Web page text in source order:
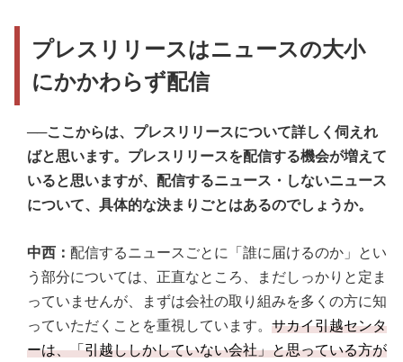
プレスリリースはニュースの大小
にかかわらず配信
──ここからは、プレスリリースについて詳しく伺えれ
ばと思います。プレスリリースを配信する機会が増えて
いると思いますが、配信するニュース・しないニュース
について、具体的な決まりごとはあるのでしょうか。
中西： 配信するニュースごとに「誰に届けるのか」とい
う部分については、正直なところ、まだしっかりと定ま
っていませんが、まずは会社の取り組みを多くの方に知
っていただくことを重視しています。 サカイ引越センタ
ーは、「引越ししかしていない会社」と思っている方が